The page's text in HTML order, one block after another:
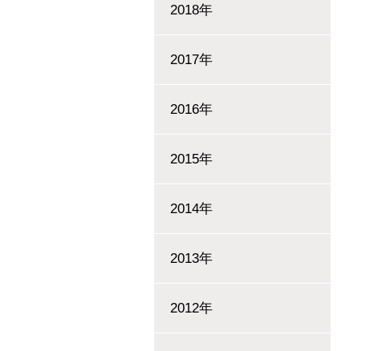
2018年
2017年
2016年
2015年
2014年
2013年
2012年